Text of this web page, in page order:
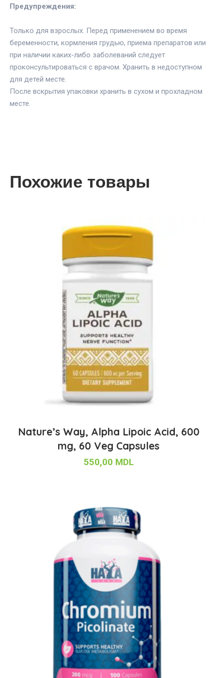
Предупреждения:
Только для взрослых. Перед применением во время
беременности, кормления грудью, приема препаратов или
при наличии каких-либо заболеваний следует
проконсультироваться с врачом. Хранить в недоступном
для детей месте.
После вскрытия упаковки хранить в сухом и прохладном
месте.
Похожие товары
Nature’s Way, Alpha Lipoic Acid, 600
mg, 60 Veg Capsules
550,00 MDL